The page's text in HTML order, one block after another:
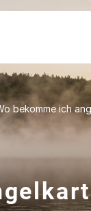
bekomme ich